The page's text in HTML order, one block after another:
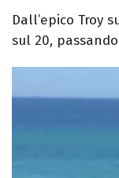
Dall’epico Troy
sul 20,